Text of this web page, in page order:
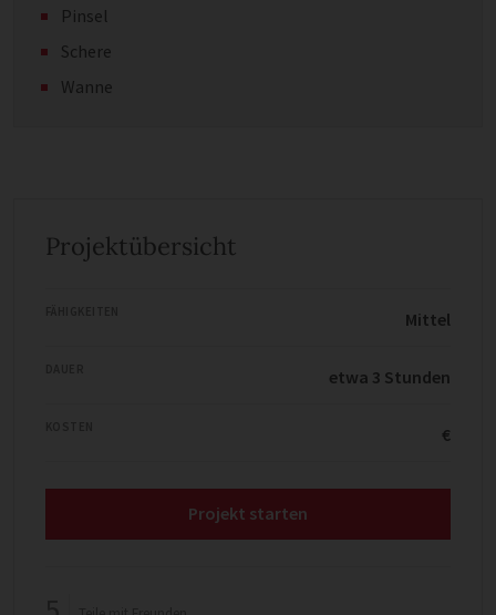
Pinsel
Schere
Wanne
Projektübersicht
Mittel
etwa 3 Stunden
€
Projekt starten